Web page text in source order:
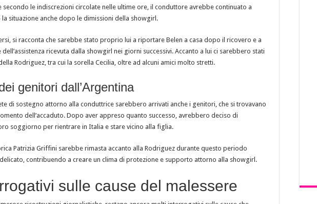
secondo le indiscrezioni circolate nelle ultime ore, il conduttore avrebbe continuato a
la situazione anche dopo le dimissioni della showgirl.
si racconta che sarebbe stato proprio lui a riportare Belen a casa dopo il ricovero e a
ricevuta dalla showgirl nei giorni successivi. Accanto a lui ci sarebbero stati
Rodriguez, tra cui la sorella Cecilia, oltre ad alcuni amici molto stretti.
genitori dall’Argentina
di sostegno attorno alla conduttrice sarebbero arrivati anche i genitori, che si trovavano
dell’accaduto. Dopo aver appreso quanto successo, avrebbero deciso di
soggiorno per rientrare in Italia e stare vicino alla figlia.
Patrizia Griffini sarebbe rimasta accanto alla Rodriguez durante questo periodo
contribuendo a creare un clima di protezione e supporto attorno alla showgirl.
sulle cause del malessere